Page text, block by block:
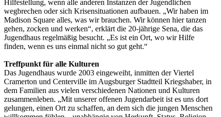
Hilfestellung, wenn alle anderen Instanzen der Jugendlichen
wegbrechen oder sich Krisensituationen aufbauen. „Wir haben im
Madison Square alles, was wir brauchen. Wir können hier tanzen
gehen, zocken und werken“, erklärt die 20-jährige Sena, die das
Jugendhaus regelmäßig besucht. „Es ist ein Ort, wo wir Hilfe
finden, wenn es uns einmal nicht so gut geht.“
Treffpunkt für alle Kulturen
Das Jugendhaus wurde 2003 eingeweiht, inmitten der Viertel
Cramerton und Centerville im Augsburger Stadtteil Kriegshaber, in
dem Familien aus vielen verschiedenen Nationen und Kulturen
zusammenleben. „Mit unserer offenen Jugendarbeit ist es uns dort
gelungen, einen Ort zu schaffen, an dem sich die jungen Menschen